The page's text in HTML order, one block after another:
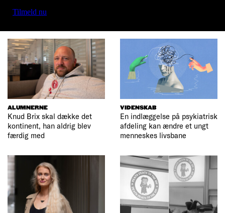
Tilmeld nu
ALUMNERNE
Knud Brix skal dække det
kontinent, han aldrig blev
færdig med
VIDENSKAB
En indlæggelse på psykiatrisk
afdeling kan ændre et ungt
menneskes livsbane